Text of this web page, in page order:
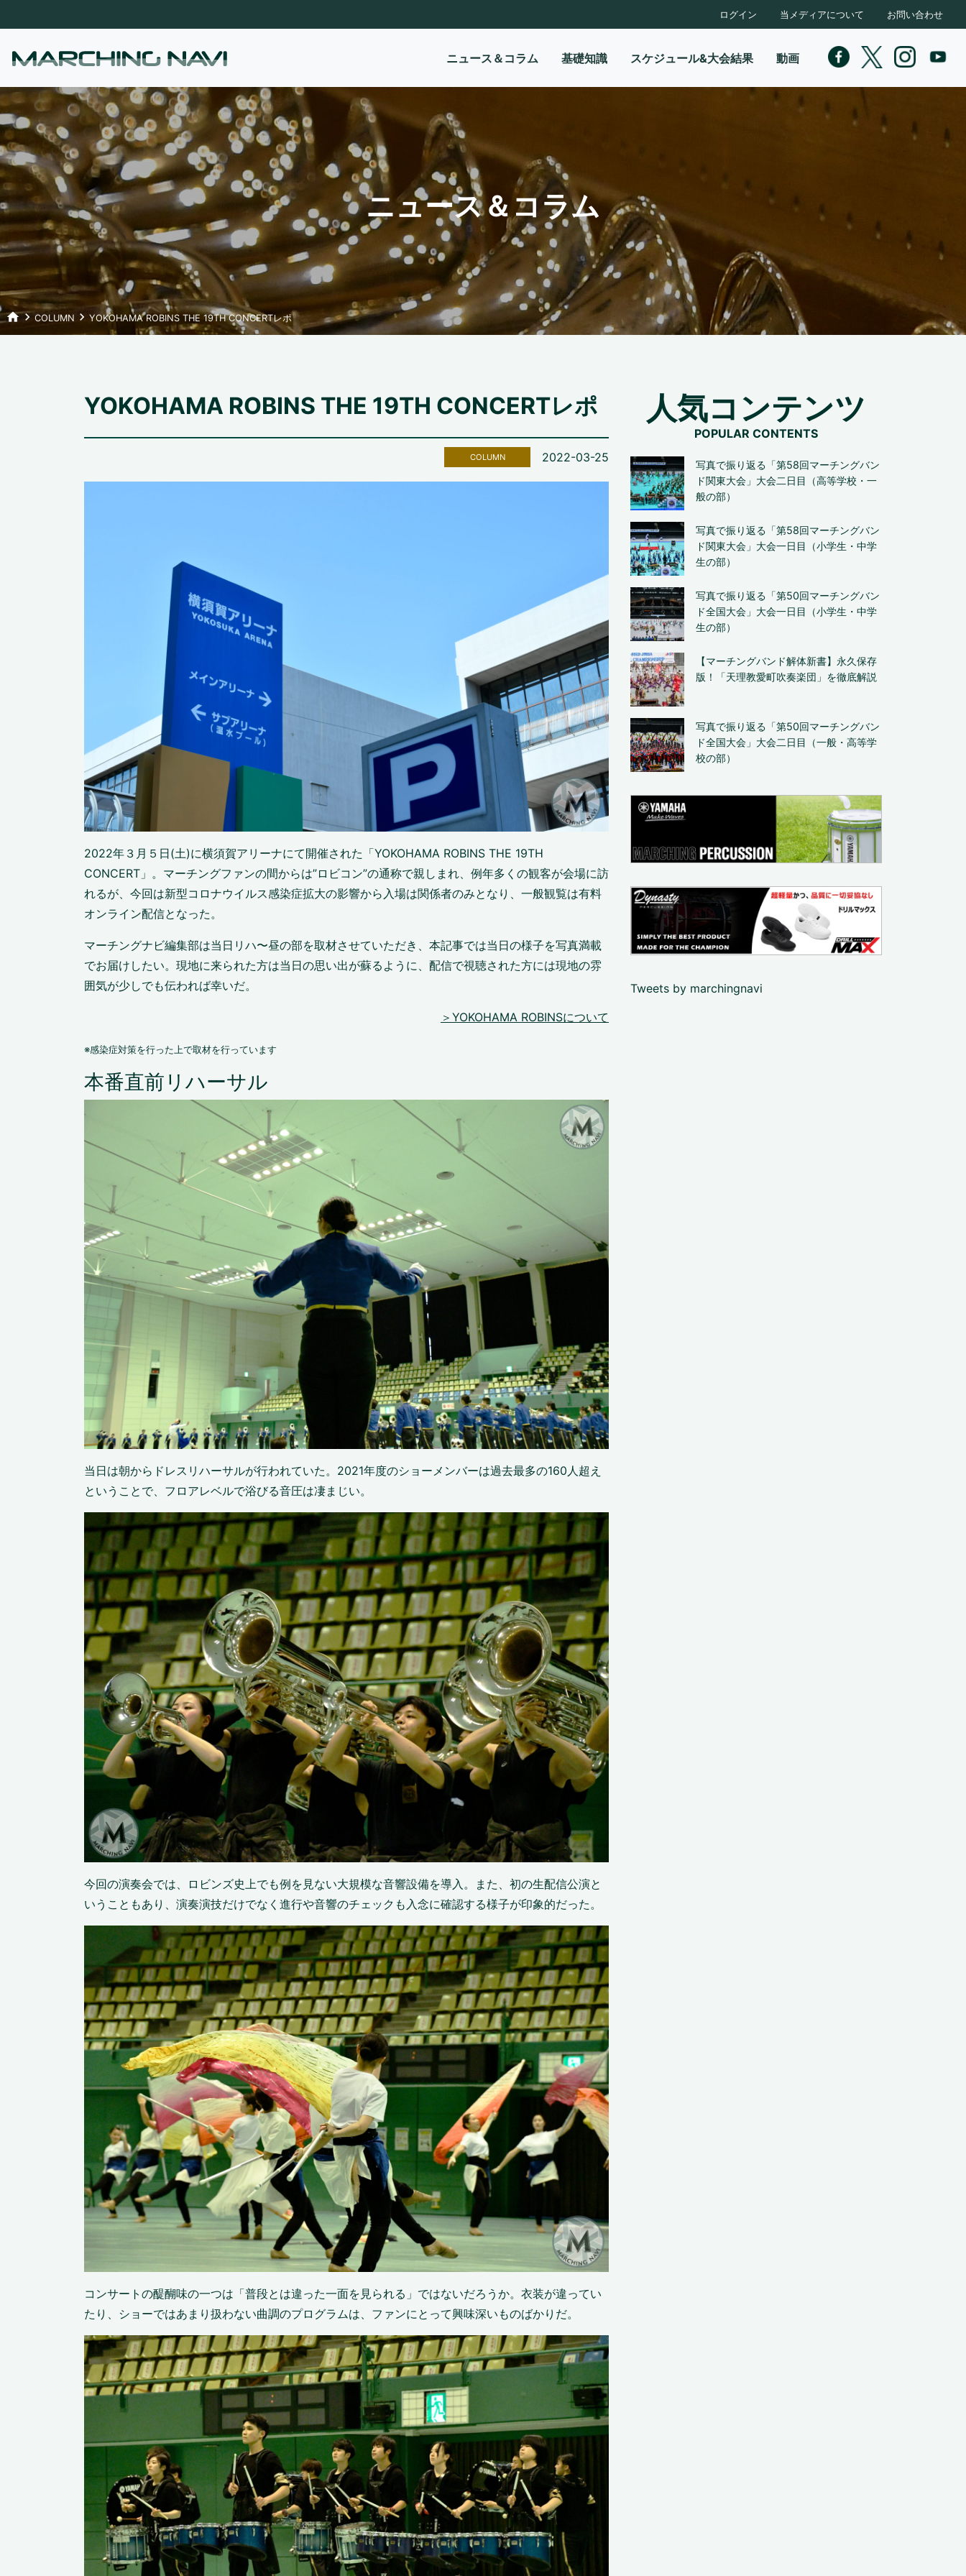
ログイン 当メディアについて お問い合わせ
ニュース＆コラム 基礎知識 スケジュール&大会結果 動画
ニュース＆コラム
homekeyboard_arrow_right COLUMN keyboard_arrow_right YOKOHAMA ROBINS THE 19TH CONCERTレポ
YOKOHAMA ROBINS THE 19TH CONCERTレポ
COLUMN 2022-03-25
2022年３月５日(土)に横須賀アリーナにて開催された「YOKOHAMA ROBINS THE 19TH
CONCERT」。マーチングファンの間からは”ロビコン”の通称で親しまれ、例年多くの観客が会場に訪
れるが、今回は新型コロナウイルス感染症拡大の影響から入場は関係者のみとなり、一般観覧は有料
オンライン配信となった。
マーチングナビ編集部は当日リハ〜昼の部を取材させていただき、本記事では当日の様子を写真満載
でお届けしたい。現地に来られた方は当日の思い出が蘇るように、配信で視聴された方には現地の雰
囲気が少しでも伝われば幸いだ。
＞YOKOHAMA ROBINSについて
※感染症対策を行った上で取材を行っています
本番直前リハーサル
当日は朝からドレスリハーサルが行われていた。2021年度のショーメンバーは過去最多の160人超え
ということで、フロアレベルで浴びる音圧は凄まじい。
今回の演奏会では、ロビンズ史上でも例を見ない大規模な音響設備を導入。また、初の生配信公演と
いうこともあり、演奏演技だけでなく進行や音響のチェックも入念に確認する様子が印象的だった。
コンサートの醍醐味の一つは「普段とは違った一面を見られる」ではないだろうか。衣装が違ってい
たり、ショーではあまり扱わない曲調のプログラムは、ファンにとって興味深いものばかりだ。
人気コンテンツ
写真で振り返る「第58回マーチングバン
ド関東大会」大会二日目（高等学校・一
般の部）
写真で振り返る「第58回マーチングバン
ド関東大会」大会一日目（小学生・中学
生の部）
写真で振り返る「第50回マーチングバン
ド全国大会」大会一日目（小学生・中学
生の部）
【マーチングバンド解体新書】永久保存
版！「天理教愛町吹奏楽団」を徹底解説
写真で振り返る「第50回マーチングバン
ド全国大会」大会二日目（一般・高等学
校の部）
Tweets by marchingnavi